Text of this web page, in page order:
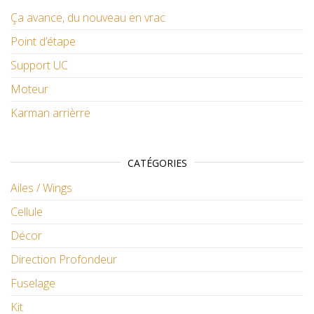
Ça avance, du nouveau en vrac
Point d’étape
Support UC
Moteur
Karman arrièrre
CATÉGORIES
Ailes / Wings
Cellule
Décor
Direction Profondeur
Fuselage
Kit